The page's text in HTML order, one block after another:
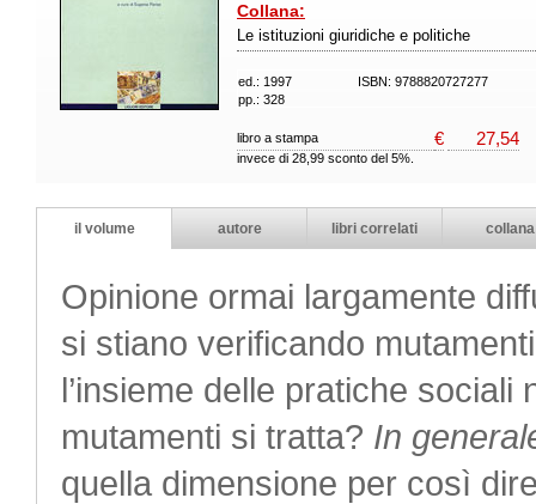
Collana:
Le istituzioni giuridiche e politiche
ed.: 1997
ISBN: 9788820727277
pp.: 328
libro a stampa € 27,54
invece di 28,99 sconto del 5%.
il volume autore libri correlati collana
Opinione ormai largamente
si stiano verificando
l’insieme delle pratiche
mutamenti si tratta? In
quella dimensione per così